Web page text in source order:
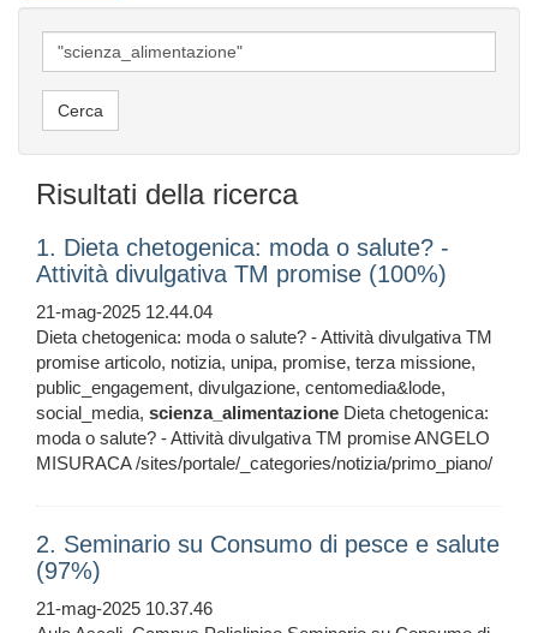
Risultati della ricerca
1. Dieta chetogenica: moda o salute? -
Attività divulgativa TM promise (100%)
21-mag-2025 12.44.04
Dieta chetogenica: moda o salute? - Attività divulgativa TM
promise articolo, notizia, unipa, promise, terza missione,
public_engagement, divulgazione, centomedia&lode,
social_media, scienza_alimentazione Dieta chetogenica:
moda o salute? - Attività divulgativa TM promise ANGELO
MISURACA /sites/portale/_categories/notizia/primo_piano/
2. Seminario su Consumo di pesce e salute
(97%)
21-mag-2025 10.37.46